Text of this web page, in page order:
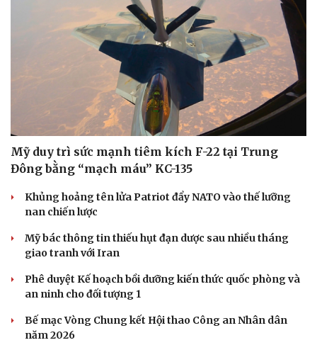
Sức khỏe
Đời sống
Mỹ duy trì sức mạnh tiêm kích F-22 tại Trung
Đông bằng “mạch máu” KC-135
Khủng hoảng tên lửa Patriot đẩy NATO vào thế lưỡng
nan chiến lược
Mỹ bác thông tin thiếu hụt đạn dược sau nhiều tháng
giao tranh với Iran
Phê duyệt Kế hoạch bồi dưỡng kiến thức quốc phòng và
an ninh cho đối tượng 1
Bế mạc Vòng Chung kết Hội thao Công an Nhân dân
năm 2026